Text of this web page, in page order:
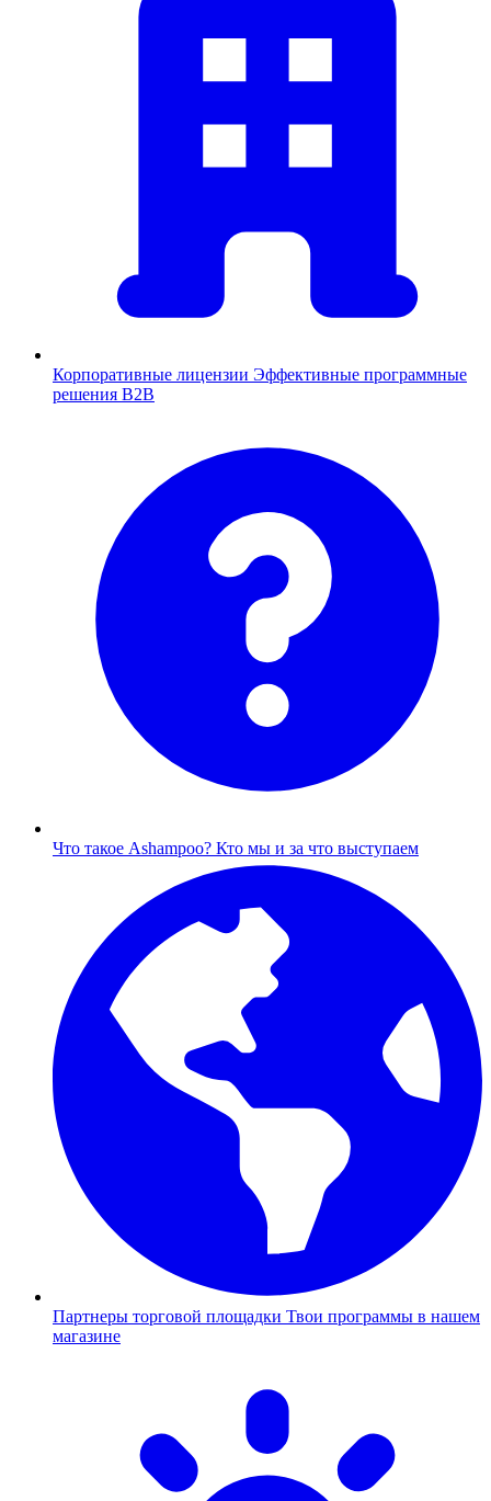
Корпоративные лицензии Эффективные программные
решения B2B
Что такое Ashampoo? Кто мы и за что выступаем
Партнеры торговой площадки Твои программы в нашем
магазине